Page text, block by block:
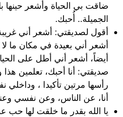
ضاقت بي الحياة وأشعر حينها
الجميلة.. أُحبك.
أقول لصديقتي: أشعر أني
أشعر أني بعيدة في مكان ما
أيضاً، أشعر أني أطل على
صديقتي: أنا أحبك، تعلمين
رأسها مرتين تأكيدا ،
أنا، عن الناس، وعن نفسي
يا الله بقدر ما خلقت لها حب